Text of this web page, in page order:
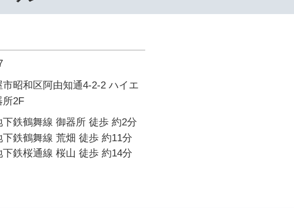
昭和区阿由知通4-2-2 ハイエ
所2F
鉄鶴舞線 御器所 徒歩 約2分
鉄鶴舞線 荒畑 徒歩 約11分
鉄桜通線 桜山 徒歩 約14分